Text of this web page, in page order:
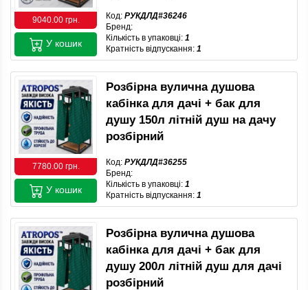
9040.00 грн. Код: РУКДЛД#36246
Бренд:
Кількість в упаковці: 1
Кратність відпускання: 1
У кошик
7780.00 грн.
Розбірна вулична душова
кабінка для дачі + бак для
душу 150л літній душ на дачу
розбірний
Код: РУКДЛД#36255
Бренд:
Кількість в упаковці: 1
Кратність відпускання: 1
У кошик
Розбірна вулична душова
кабінка для дачі + бак для
душу 200л літній душ для дачі
розбірний